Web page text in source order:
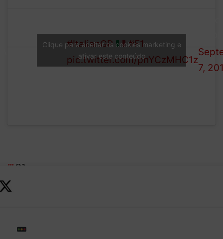
#ItalianGP
#F1
pic.twitter.com/phYCzMHC1z
7,
Clique para aceitar os cookies marketing e
ativar este conteúdo
lll Q2